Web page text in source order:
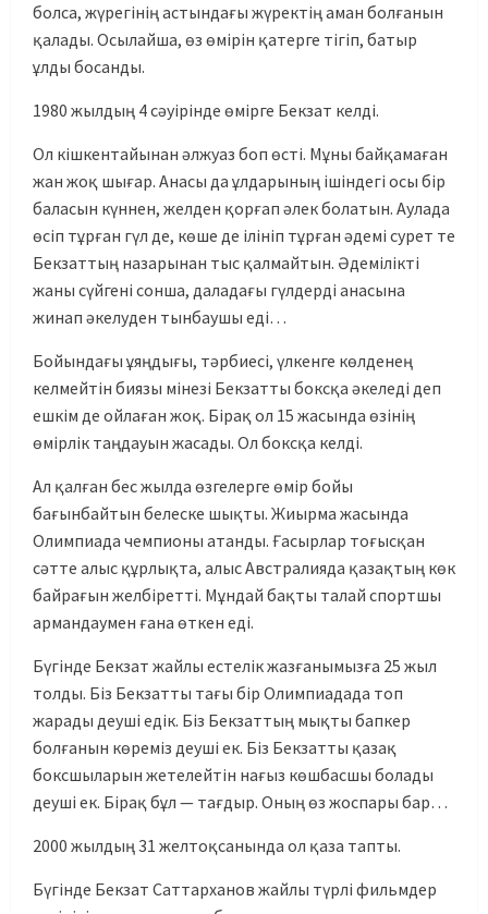
болса, жүрегінің астындағы жүректің аман болғанын
қалады. Осылайша, өз өмірін қатерге тігіп, батыр
ұлды босанды.
1980 жылдың 4 сәуірінде өмірге Бекзат келді.
Ол кішкентайынан әлжуаз боп өсті. Мұны байқамаған
жан жоқ шығар. Анасы да ұлдарының ішіндегі осы бір
баласын күннен, желден қорғап әлек болатын. Аулада
өсіп тұрған гүл де, көше де ілініп тұрған әдемі сурет те
Бекзаттың назарынан тыс қалмайтын. Әдемілікті
жаны сүйгені сонша, даладағы гүлдерді анасына
жинап әкелуден тынбаушы еді…
Бойындағы ұяңдығы, тәрбиесі, үлкенге көлденең
келмейтін биязы мінезі Бекзатты боксқа әкеледі деп
ешкім де ойлаған жоқ. Бірақ ол 15 жасында өзінің
өмірлік таңдауын жасады. Ол боксқа келді.
Ал қалған бес жылда өзгелерге өмір бойы
бағынбайтын белеске шықты. Жиырма жасында
Олимпиада чемпионы атанды. Ғасырлар тоғысқан
сәтте алыс құрлықта, алыс Австралияда қазақтың көк
байрағын желбіретті. Мұндай бақты талай спортшы
армандаумен ғана өткен еді.
Бүгінде Бекзат жайлы естелік жазғанымызға 25 жыл
толды. Біз Бекзатты тағы бір Олимпиадада топ
жарады деуші едік. Біз Бекзаттың мықты бапкер
болғанын көреміз деуші ек. Біз Бекзатты қазақ
боксшыларын жетелейтін нағыз көшбасшы болады
деуші ек. Бірақ бұл — тағдыр. Оның өз жоспары бар…
2000 жылдың 31 желтоқсанында ол қаза тапты.
Бүгінде Бекзат Саттарханов жайлы түрлі фильмдер